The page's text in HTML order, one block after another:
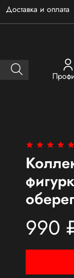
Доставка и оплата
990